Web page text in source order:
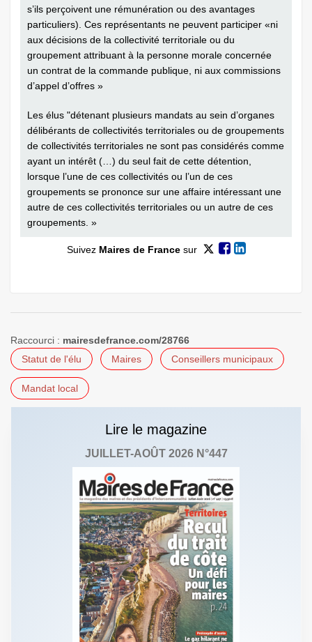
s’ils perçoivent une rémunération ou des avantages
particuliers). Ces représentants ne peuvent participer «ni
aux décisions de la collectivité territoriale ou du
groupement attribuant à la personne morale concernée
un contrat de la commande publique, ni aux commissions
d’appel d’offres »
Les élus "détenant plusieurs mandats au sein d’organes
délibérants de collectivités territoriales ou de groupements
de collectivités territoriales ne sont pas considérés comme
ayant un intérêt (…) du seul fait de cette détention,
lorsque l’une de ces collectivités ou l’un de ces
groupements se prononce sur une affaire intéressant une
autre de ces collectivités territoriales ou un autre de ces
groupements. »
Suivez Maires de Francesur
Raccourci : mairesdefrance.com/28766
Statut de l'élu
Maires Conseillers municipaux
Mandat local
Lire le magazine
JUILLET-AOÛT 2026 N°447